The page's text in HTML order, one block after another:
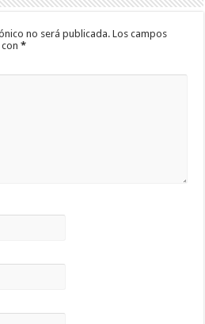
no será publicada. Los campos
con*